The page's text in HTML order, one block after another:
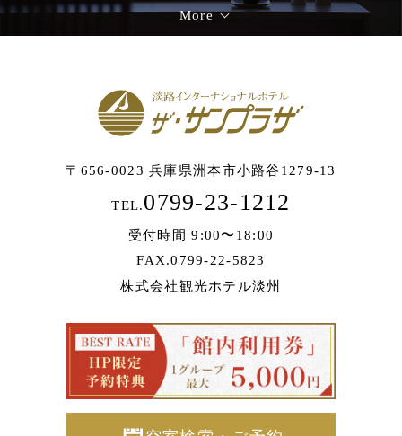
More
〒656-0023 兵庫県洲本市小路谷1279-13
TEL.0799-23-1212
受付時間 9:00〜18:00
FAX.0799-22-5823
株式会社観光ホテル淡州